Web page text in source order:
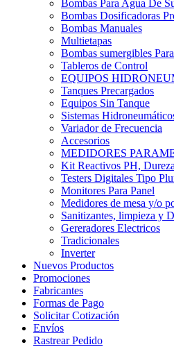
Bombas Para Agua De
Bombas Dosificadoras
Bombas Manuales
Multietapas
Bombas sumergibles
Tableros de Control
EQUIPOS
Tanques Precargados
Equipos Sin Tanque
Sistemas
Variador de Frecuencia
Accesorios
MEDIDORES
Kit Reactivos PH,
Testers Digitales Tipo
Monitores Para Panel
Medidores de mesa y/o
Sanitizantes, limpieza y
Gereradores Electricos
Tradicionales
Inverter
Nuevos Productos
Promociones
Fabricantes
Formas de Pago
Solicitar Cotización
Envíos
Rastrear Pedido